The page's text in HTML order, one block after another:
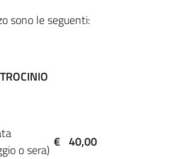
sono le seguenti:
o sera) € 40,00